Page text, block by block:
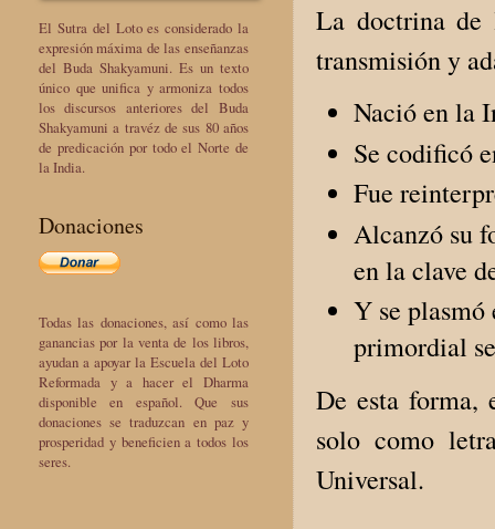
La doctrina de
transmisión y
Nació en la
Se codificó
Fue
Alcanzó su
en la clave
Y se
primordial
De esta forma,
solo como
Universal.
El Sutra del Loto es considerado la
expresión máxima de las enseñanzas
del Buda Shakyamuni. Es un texto
único que unifica y armoniza todos
los discursos anteriores del Buda
Shakyamuni a travéz de sus 80 años
de predicación por todo el Norte de
la India.
Donaciones
Todas las donaciones, así como las
ganancias por la venta de los libros,
ayudan a apoyar la Escuela del Loto
Reformada y a hacer el Dharma
disponible en español. Que sus
donaciones se traduzcan en paz y
prosperidad y beneficien a todos los
seres.